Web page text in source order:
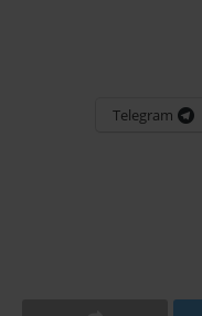
Telegram